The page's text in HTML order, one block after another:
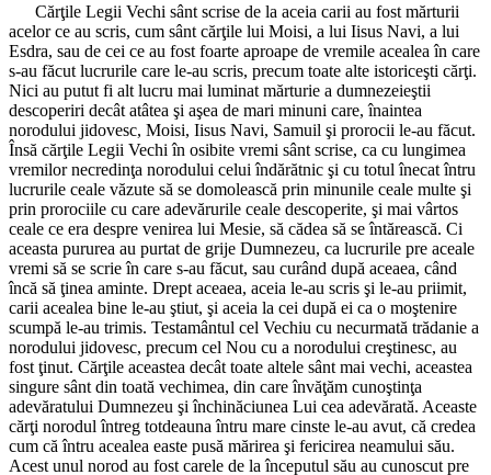
Cărţile Legii Vechi sânt scrise de la aceia carii au fost mărturii
acelor ce au scris, cum sânt cărţile lui Moisi, a lui Iisus Navi, a lui
Esdra, sau de cei ce au fost foarte aproape de vremile acealea în care
s-au făcut lucrurile care le-au scris, precum toate alte istoriceşti cărţi.
Nici au putut fi alt lucru mai luminat mărturie a dumnezeieştii
descoperiri decât atâtea şi aşea de mari minuni care, înaintea
norodului jidovesc, Moisi, Iisus Navi, Samuil şi prorocii le-au făcut.
Însă cărţile Legii Vechi în osibite vremi sânt scrise, ca cu lungimea
vremilor necredinţa norodului celui îndărătnic şi cu totul înecat întru
lucrurile ceale văzute să se domolească prin minunile ceale multe şi
prin prorociile cu care adevărurile ceale descoperite, şi mai vârtos
ceale ce era despre venirea lui Mesie, să cădea să se întărească. Ci
aceasta pururea au purtat de grije Dumnezeu, ca lucrurile pre aceale
vremi să se scrie în care s-au făcut, sau curând după aceaea, când
încă să ţinea aminte. Drept aceaea, aceia le-au scris şi le-au priimit,
carii acealea bine le-au ştiut, şi aceia la cei după ei ca o moştenire
scumpă le-au trimis. Testamântul cel Vechiu cu necurmată trădanie a
norodului jidovesc, precum cel Nou cu a norodului creştinesc, au
fost ţinut. Cărţile aceastea decât toate altele sânt mai vechi, aceastea
singure sânt din toată vechimea, din care învăţăm cunoştinţa
adevăratului Dumnezeu şi închinăciunea Lui cea adevărată. Aceaste
cărţi norodul întreg totdeauna întru mare cinste le-au avut, că credea
cum că întru acealea easte pusă mărirea şi fericirea neamului său.
Acest unul norod au fost carele de la începutul său au cunoscut pre